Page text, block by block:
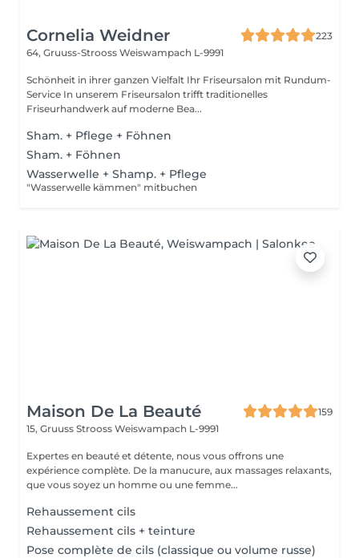
Cornelia Weidner
223
64, Gruuss-Strooss Weiswampach L-9991
Schönheit in ihrer ganzen Vielfalt Ihr Friseursalon mit Rundum-
Service In unserem Friseursalon trifft traditionelles
Friseurhandwerk auf moderne Bea...
Sham. + Pflege + Föhnen
Sham. + Föhnen
Wasserwelle + Shamp. + Pflege
"Wasserwelle kämmen" mitbuchen
Maison De La Beauté
159
15, Gruuss Strooss Weiswampach L-9991
Expertes en beauté et détente, nous vous offrons une
expérience complète. De la manucure, aux massages relaxants,
que vous soyez un homme ou une femme...
Rehaussement cils
Rehaussement cils + teinture
Pose complète de cils (classique ou volume russe)